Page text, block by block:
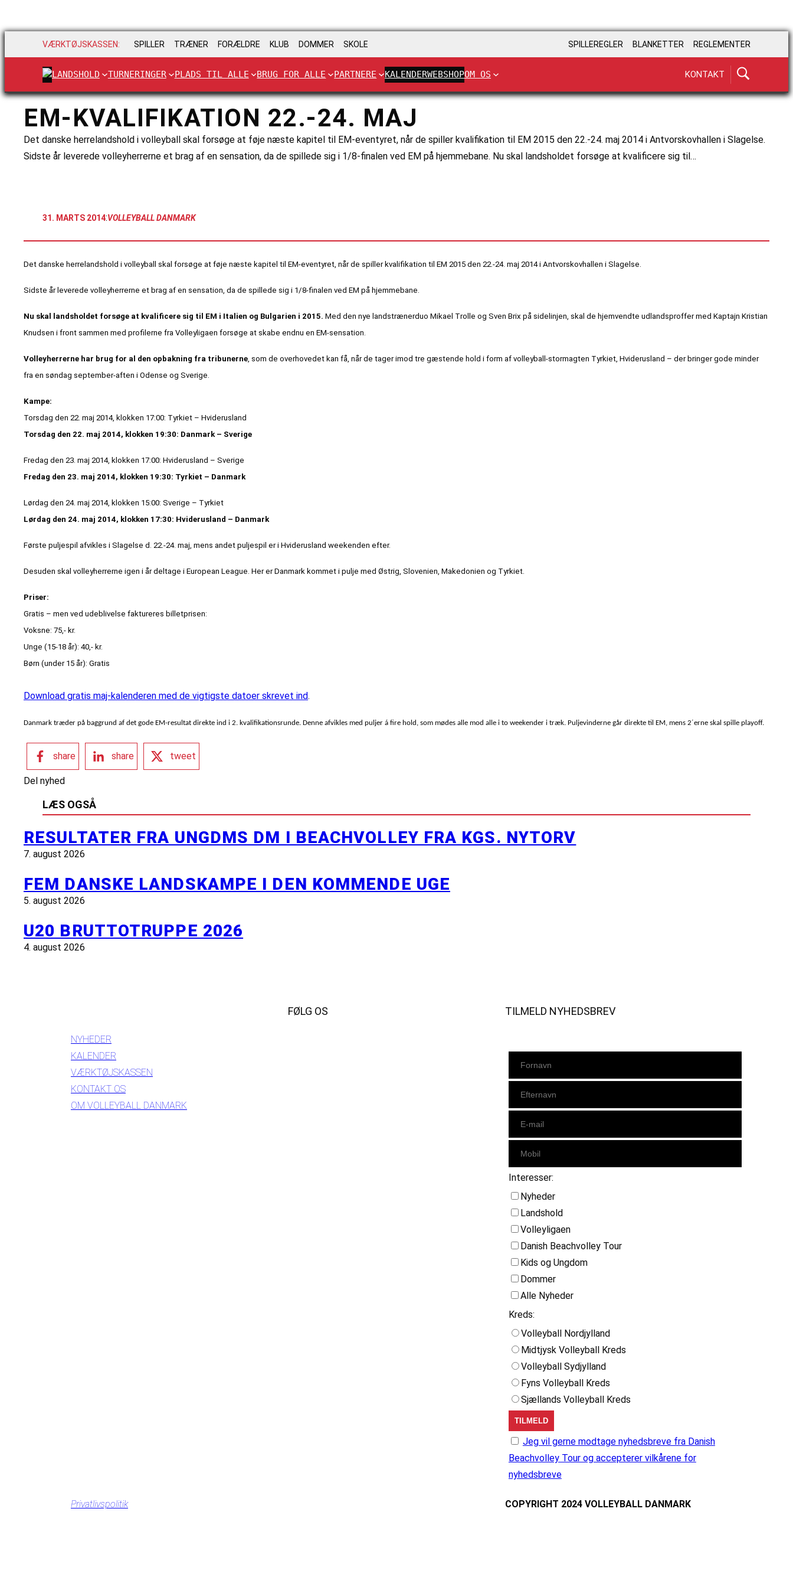
VÆRKTØJSKASSEN: SPILLER TRÆNER FORÆLDRE KLUB DOMMER SKOLE SPILLEREGLER BLANKETTER REGLEMENTER
LANDSHOLD TURNERINGER PLADS TIL ALLE BRUG FOR ALLE PARTNERE KALENDERWEBSHOPOM OS KONTAKT
EM-KVALIFIKATION 22.-24. MAJ
Det danske herrelandshold i volleyball skal forsøge at føje næste kapitel til EM-eventyret, når de spiller kvalifikation til EM 2015 den 22.-24. maj 2014 i Antvorskovhallen i Slagelse.
Sidste år leverede volleyherrerne et brag af en sensation, da de spillede sig i 1/8-finalen ved EM på hjemmebane. Nu skal landsholdet forsøge at kvalificere sig til…
31. MARTS 2014:VOLLEYBALL DANMARK
Det danske herrelandshold i volleyball skal forsøge at føje næste kapitel til EM-eventyret, når de spiller kvalifikation til EM 2015 den 22.-24. maj 2014 i Antvorskovhallen i Slagelse.
Sidste år leverede volleyherrerne et brag af en sensation, da de spillede sig i 1/8-finalen ved EM på hjemmebane.
Nu skal landsholdet forsøge at kvalificere sig til EM i Italien og Bulgarien i 2015. Med den nye landstrænerduo Mikael Trolle og Sven Brix på sidelinjen, skal de hjemvendte udlandsproffer med Kaptajn Kristian
Knudsen i front sammen med profilerne fra Volleyligaen forsøge at skabe endnu en EM-sensation.
Volleyherrerne har brug for al den opbakning fra tribunerne, som de overhovedet kan få, når de tager imod tre gæstende hold i form af volleyball-stormagten Tyrkiet, Hviderusland – der bringer gode minder
fra en søndag september-aften i Odense og Sverige.
Kampe:
Torsdag den 22. maj 2014, klokken 17:00: Tyrkiet – Hviderusland
Torsdag den 22. maj 2014, klokken 19:30: Danmark – Sverige
Fredag den 23. maj 2014, klokken 17:00: Hviderusland – Sverige
Fredag den 23. maj 2014, klokken 19:30: Tyrkiet – Danmark
Lørdag den 24. maj 2014, klokken 15:00: Sverige – Tyrkiet
Lørdag den 24. maj 2014, klokken 17:30: Hviderusland – Danmark
Første puljespil afvikles i Slagelse d. 22.-24. maj, mens andet puljespil er i Hviderusland weekenden efter.
Desuden skal volleyherrerne igen i år deltage i European League. Her er Danmark kommet i pulje med Østrig, Slovenien, Makedonien og Tyrkiet.
Priser:
Gratis – men ved udeblivelse faktureres billetprisen:
Voksne: 75,- kr.
Unge (15-18 år): 40,- kr.
Børn (under 15 år): Gratis
Download gratis maj-kalenderen med de vigtigste datoer skrevet ind.
Danmark træder på baggrund af det gode EM-resultat direkte ind i 2. kvalifikationsrunde. Denne afvikles med puljer á fire hold, som mødes alle mod alle i to weekender i træk. Puljevinderne går direkte til EM, mens 2´erne skal spille playoff.
share share tweet
Del nyhed
LÆS OGSÅ
RESULTATER FRA UNGDMS DM I BEACHVOLLEY FRA KGS. NYTORV
7. august 2026
FEM DANSKE LANDSKAMPE I DEN KOMMENDE UGE
5. august 2026
U20 BRUTTOTRUPPE 2026
4. august 2026
NYHEDER
KALENDER
VÆRKTØJSKASSEN
KONTAKT OS
OM VOLLEYBALL DANMARK
FØLG OS TILMELD NYHEDSBREV
Interesser:
Nyheder
Landshold
Volleyligaen
Danish Beachvolley Tour
Kids og Ungdom
Dommer
Alle Nyheder
Kreds:
Volleyball Nordjylland
Midtjysk Volleyball Kreds
Volleyball Sydjylland
Fyns Volleyball Kreds
Sjællands Volleyball Kreds
Jeg vil gerne modtage nyhedsbreve fra Danish
Beachvolley Tour og accepterer vilkårene for
nyhedsbreve
Privatlivspolitik COPYRIGHT 2024 VOLLEYBALL DANMARK